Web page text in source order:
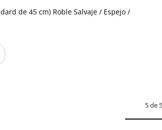
de 45 cm) Roble Salvaje / Espejo /
5 de